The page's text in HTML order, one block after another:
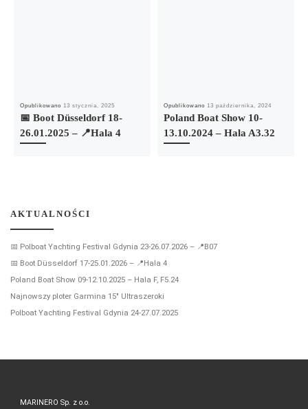
Opublikowano 13 stycznia, 2025
📅 Boot Düsseldorf 18-
26.01.2025 – 📍Hala 4
Opublikowano 13 października, 2024
Poland Boat Show 10-
13.10.2024 – Hala A3.32
AKTUALNOŚCI
📅 Polboat Yachting Festival Gdynia 23-26.07.2026 – 📍B07
📅 Boot Düsseldorf 17-25.01.2026 – 📍Hala 4
Poland Boat Show 09-12.10.2025 – Hala F, F5.24
Najnowszy ploter Garmina 15″ Ultraszeroki
Polboat Yachting Festival Gdynia 24-27.07.2025
MARINERO Sp. z o.o.